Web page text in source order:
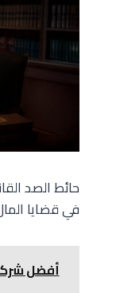
حائط الصد
في قضايا
أفضل